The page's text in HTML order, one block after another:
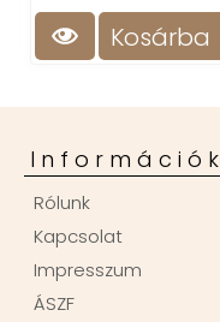
Kosárba
Információk
Rólunk
Kapcsolat
Impresszum
ÁSZF